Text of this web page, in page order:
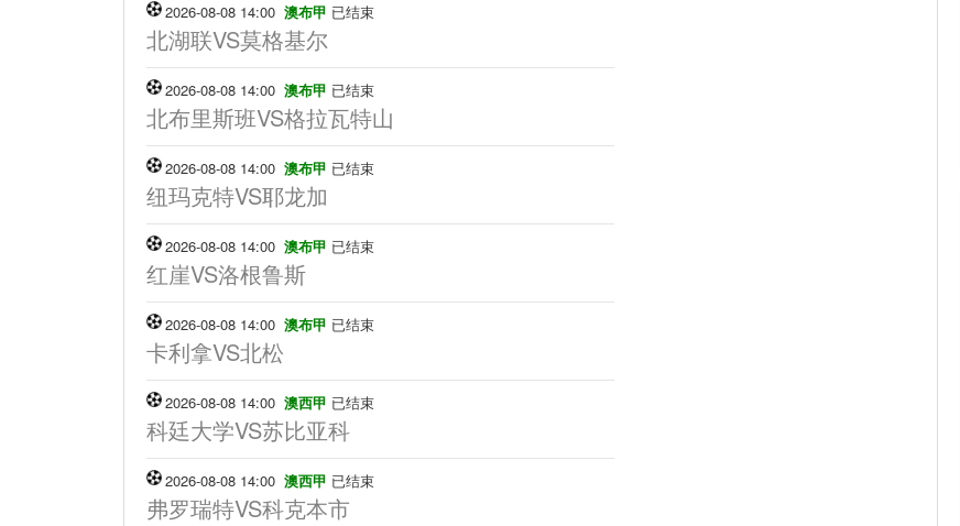
2026-08-08 14:00 澳布甲 已结束
北湖联VS莫格基尔
2026-08-08 14:00 澳布甲 已结束
北布里斯班VS格拉瓦特山
2026-08-08 14:00 澳布甲 已结束
纽玛克特VS耶龙加
2026-08-08 14:00 澳布甲 已结束
红崖VS洛根鲁斯
2026-08-08 14:00 澳布甲 已结束
卡利拿VS北松
2026-08-08 14:00 澳西甲 已结束
科廷大学VS苏比亚科
2026-08-08 14:00 澳西甲 已结束
弗罗瑞特VS科克本市